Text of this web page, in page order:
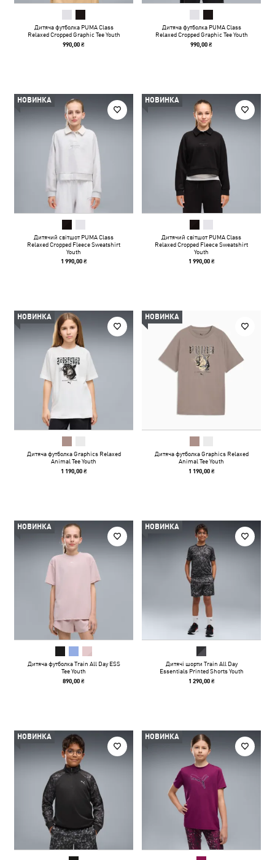
Дитяча футболка PUMA Class
Relaxed Cropped Graphic Tee Youth
990,00 ₴
Дитяча футболка PUMA Class
Relaxed Cropped Graphic Tee Youth
990,00 ₴
НОВИНКА
Дитячий світшот PUMA Class
Relaxed Cropped Fleece Sweatshirt
Youth
1 990,00 ₴
НОВИНКА
Дитячий світшот PUMA Class
Relaxed Cropped Fleece Sweatshirt
Youth
1 990,00 ₴
НОВИНКА
Дитяча футболка Graphics Relaxed
Animal Tee Youth
1 190,00 ₴
НОВИНКА
Дитяча футболка Graphics Relaxed
Animal Tee Youth
1 190,00 ₴
НОВИНКА
Дитяча футболка Train All Day ESS
Tee Youth
890,00 ₴
НОВИНКА
Дитячі шорти Train All Day
Essentials Printed Shorts Youth
1 290,00 ₴
НОВИНКА НОВИНКА